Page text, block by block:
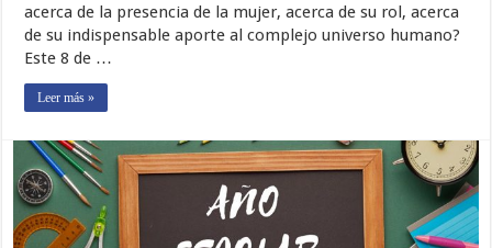
acerca de la presencia de la mujer, acerca de su rol, acerca
de su indispensable aporte al complejo universo humano?
Este 8 de …
Leer más »